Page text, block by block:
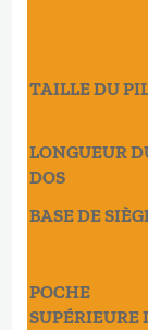
TAILLE DU
LONGUEUR
DOS
BASE DE
POCHE
SUPÉRIEURE